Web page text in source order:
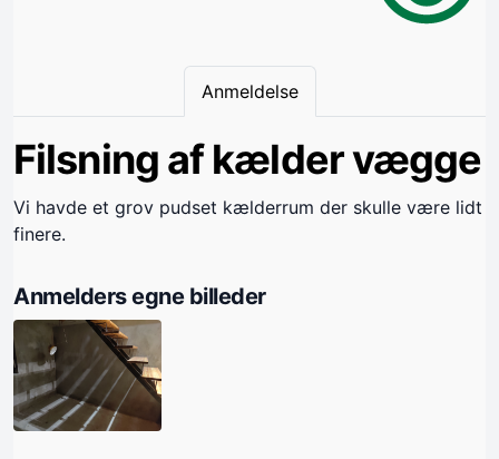
Anmeldelse
Filsning af kælder vægge
Vi havde et grov pudset kælderrum der skulle være lidt
finere.
Anmelders egne billeder